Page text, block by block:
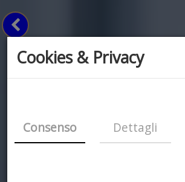
Cookies & Privacy
Consenso Dettagli